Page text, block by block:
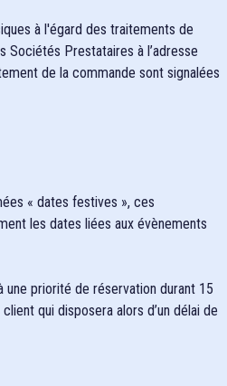
à l'égard des traitements de
Prestataires à l’adresse
de la commande sont signalées
« dates festives », ces
les dates liées aux évènements
une priorité de réservation durant 15
qui disposera alors d’un délai de